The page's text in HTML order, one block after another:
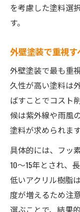
外壁塗装
外壁塗装
よう
外壁塗装
よう
外壁塗装
を考慮した塗料選
す。
外壁塗装で重視
外壁塗装で最も重
久性が高い塗料は
ばすことでコスト
候は紫外線や雨風
塗料が求められます
具体的には、フッ
10〜15年とされ、
低いアクリル樹脂
度が増えるため注
選ぶことで、結果